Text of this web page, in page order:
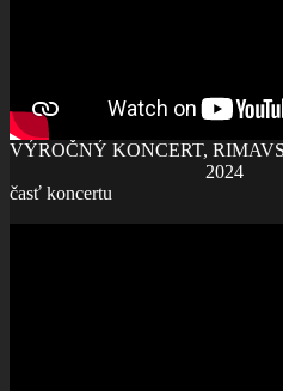
VÝROČNÝ KONCERT,
2024
časť koncertu